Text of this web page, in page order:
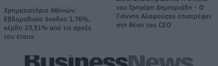
Χρηματιστήριο Αθηνών:
Εβδομαδιαία άνοδος 1,76%,
κέρδη 23,31% από τις αρχές
του έτους
του Γρηγόρη Δημητριάδη - Ο
Γιάννης Αλαφούζος επιστρέφει
στη θέση του CEO